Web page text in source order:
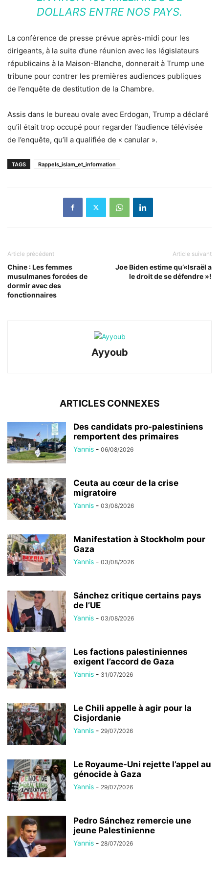
DOLLARS ENTRE NOS PAYS.
La conférence de presse prévue après-midi pour les
dirigeants, à la suite d’une réunion avec les législateurs
républicains à la Maison-Blanche, donnerait à Trump une
tribune pour contrer les premières audiences publiques
de l’enquête de destitution de la Chambre.
Assis dans le bureau ovale avec Erdogan, Trump a déclaré
qu’il était trop occupé pour regarder l’audience télévisée
de l’enquête, qu’il a qualifiée de « canular ».
TAGS Rappels_islam_et_information
Article précédent
Chine : Les femmes
musulmanes forcées de
dormir avec des
fonctionnaires
Article suivant
Joe Biden estime qu’«Israël a
le droit de se défendre »!
Ayyoub
ARTICLES CONNEXES
Des candidats pro-palestiniens
remportent des primaires
Yannis - 06/08/2026
Ceuta au cœur de la crise
migratoire
Yannis - 03/08/2026
Manifestation à Stockholm pour
Gaza
Yannis - 03/08/2026
Sánchez critique certains pays
de l’UE
Yannis - 03/08/2026
Les factions palestiniennes
exigent l’accord de Gaza
Yannis - 31/07/2026
Le Chili appelle à agir pour la
Cisjordanie
Yannis - 29/07/2026
Le Royaume-Uni rejette l’appel au
génocide à Gaza
Yannis - 29/07/2026
Pedro Sánchez remercie une
jeune Palestinienne
Yannis - 28/07/2026